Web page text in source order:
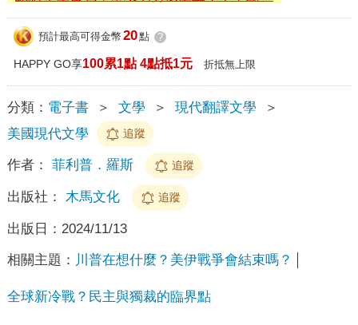
預計最高可得金幣 20點 ?
HAPPY GO享100累1點 4點抵1元 折抵無上限
分類： 電子書 ＞ 文學 ＞ 現代翻譯文學
＞
美國現代文學
追蹤
作者： 菲利普．羅斯 追蹤
出版社： 木馬文化 追蹤
出版日： 2024/11/13
相關主題： 川普在想什麼？美伊戰爭會結束嗎？
全球新冷戰？民主與獨裁的臨界點